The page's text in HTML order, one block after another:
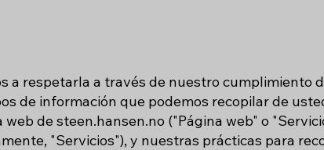
a respetarla a través de nuestro cumplimiento
de información que podemos recopilar de
de steen.hansen.no ("Página web" o
"Servicios"), y nuestras prácticas para